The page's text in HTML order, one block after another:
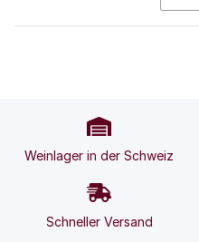
Weinlager in der Schweiz
Schneller Versand